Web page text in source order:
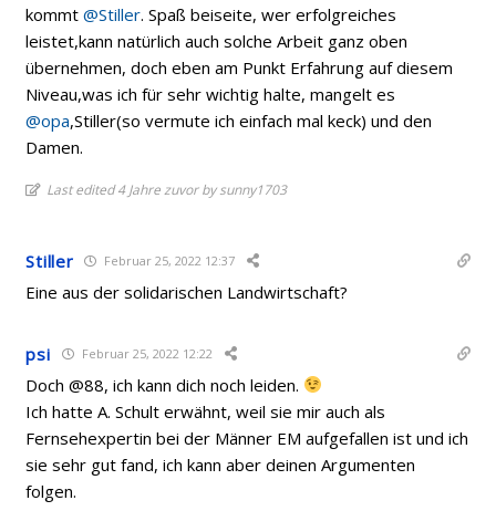
kommt@Stiller. Spaß beiseite, wer erfolgreiches
leistet,kann natürlich auch solche Arbeit ganz oben
übernehmen, doch eben am Punkt Erfahrung auf diesem
Niveau,was ich für sehr wichtig halte, mangelt es
@opa,Stiller(so vermute ich einfach mal keck) und den
Damen.
Last edited 4 Jahre zuvor by sunny1703
Stiller Februar 25, 2022 12:37
Eine aus der solidarischen Landwirtschaft?
psi Februar 25, 2022 12:22
Doch @88, ich kann dich noch leiden.
Ich hatte A. Schult erwähnt, weil sie mir auch als
Fernsehexpertin bei der Männer EM aufgefallen ist und ich
sie sehr gut fand, ich kann aber deinen Argumenten
folgen.